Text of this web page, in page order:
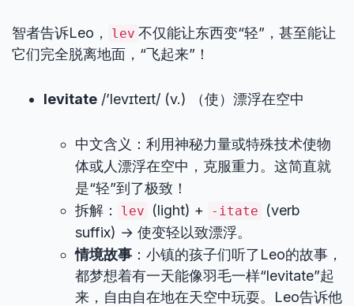
智者告诉Leo， lev 不仅能让东西变“轻”，甚至能让
它们完全脱离地面，“飞起来”！
levitate /’levɪteɪt/ (v.) （使）漂浮在空中
中文含义：利用神秘力量或特殊技术使物
体或人漂浮在空中，克服重力。这简直就
是“轻”到了极致！
拆解：
lev (light) + -itate
(verb
suffix) → 使变轻以致漂浮。
情境故事 ：小镇的孩子们听了Leo的故事，
都梦想着有一天能像羽毛一样“levitate”起
来，自由自在地在天空中玩耍。Leo告诉他